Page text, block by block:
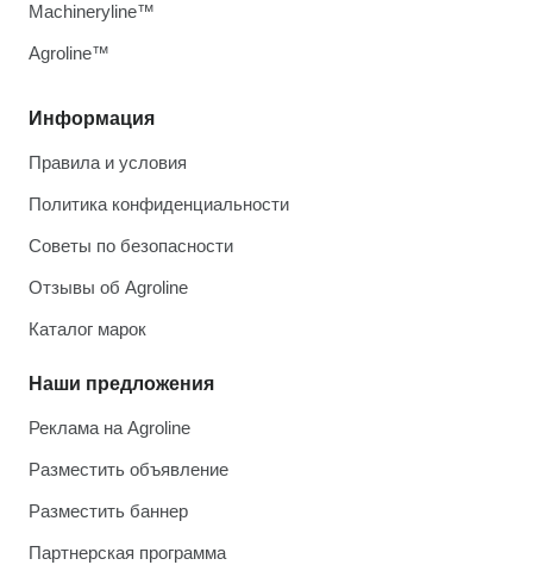
Информация
Правила и условия
Политика конфиденциальности
Советы по безопасности
Отзывы об Agroline
Каталог марок
Наши предложения
Реклама на Agroline
Разместить объявление
Разместить баннер
Партнерская программа
Machineryline™
Agroline™